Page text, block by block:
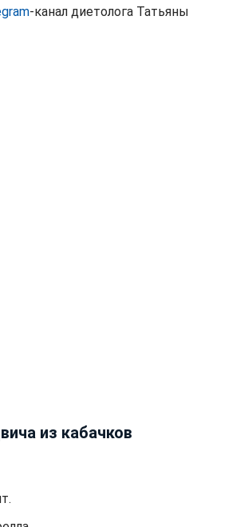
-канал диетолога Татьяны
из кабачков